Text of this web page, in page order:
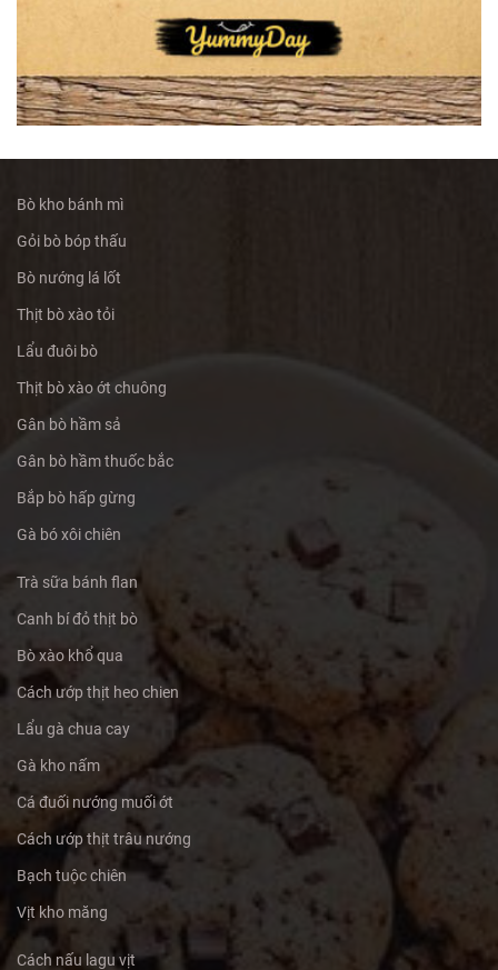
Bò kho bánh mì
Gỏi bò bóp thấu
Bò nướng lá lốt
Thịt bò xào tỏi
Lẩu đuôi bò
Thịt bò xào ớt chuông
Gân bò hầm sả
Gân bò hầm thuốc bắc
Bắp bò hấp gừng
Gà bó xôi chiên
Trà sữa bánh flan
Canh bí đỏ thịt bò
Bò xào khổ qua
Cách ướp thịt heo chien
Lẩu gà chua cay
Gà kho nấm
Cá đuối nướng muối ớt
Cách ướp thịt trâu nướng
Bạch tuộc chiên
Vịt kho măng
Cách nấu lagu vịt